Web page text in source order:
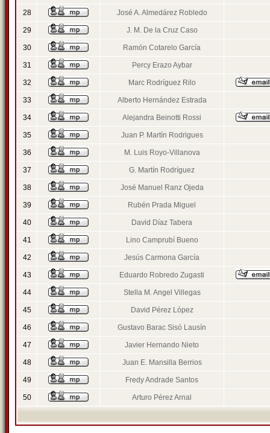
28 José A. Almedárez Robledo
29 J. M. De la Cruz Caso
30 Ramón Cotarelo García
31 Percy Erazo Aybar
32 Marc Rodríguez Rilo
33 Alberto Hernández Estrada
34 Alejandra Beinotti Rossi
35 Juan P. Martín Rodrigues
36 M. Luis Royo-Villanova
37 G. Martín Rodríguez
38 José Manuel Ranz Ojeda
39 Rubén Prada Miguel
40 David Díaz Tabera
41 Lino Camprubí Bueno
42 Jesús Carmona García
43 Eduardo Robredo Zugasti
44 Stella M. Angel Villegas
45 David Pérez López
46 Gustavo Barac Sisó Lausín
47 Javier Hernando Nieto
48 Juan E. Mansilla Berrios
49 Fredy Andrade Santos
50 Arturo Pérez Arnal